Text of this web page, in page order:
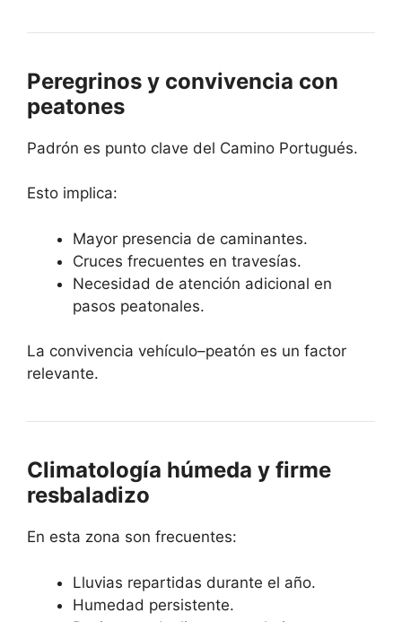
Peregrinos y convivencia con
peatones
Padrón es punto clave del Camino Portugués.
Esto implica:
Mayor presencia de caminantes.
Cruces frecuentes en travesías.
Necesidad de atención adicional en
pasos peatonales.
La convivencia vehículo–peatón es un factor
relevante.
Climatología húmeda y firme
resbaladizo
En esta zona son frecuentes:
Lluvias repartidas durante el año.
Humedad persistente.